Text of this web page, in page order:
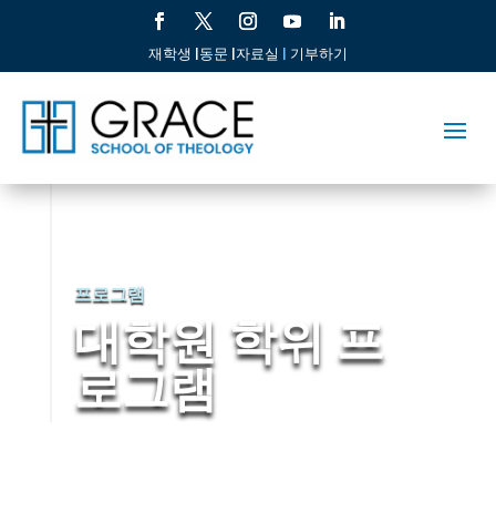
재학생 |동문 |자료실 | 기부하기
프로그램
대학원 학위 프
로그램